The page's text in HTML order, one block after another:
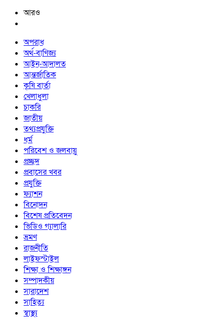
আরও
অপরাধ
অর্থ-বাণিজ্য
আইন-আদালত
আন্তর্জাতিক
কৃষি বার্তা
খেলাধুলা
চাকরি
জাতীয়
তথ্যপ্রযুক্তি
ধর্ম
পরিবেশ ও জলবায়ু
প্রচ্ছদ
প্রবাসের খবর
প্রযুক্তি
ফ্যাশন
বিনোদন
বিশেষ প্রতিবেদন
ভিডিও গ্যালারি
ভ্রমণ
রাজনীতি
লাইফস্টাইল
শিক্ষা ও শিক্ষাঙ্গন
সম্পাদকীয়
সারাদেশ
সাহিত্য
স্বাস্থ্য